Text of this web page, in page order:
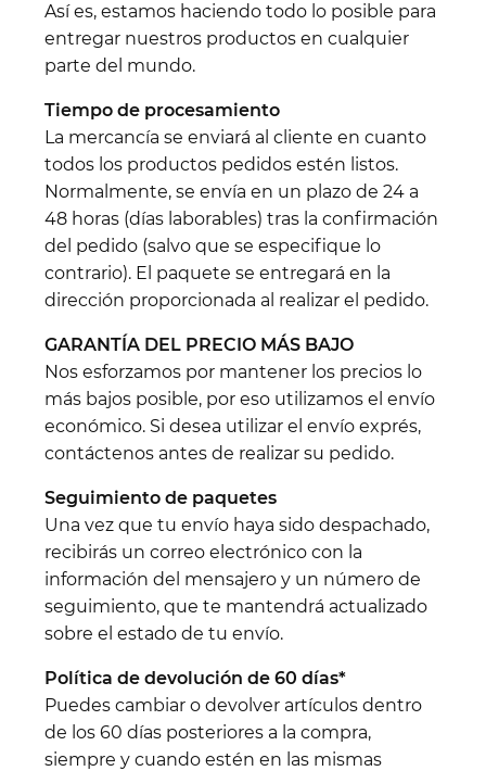
Así es, estamos haciendo todo lo posible para
entregar nuestros productos en cualquier
parte del mundo.
Tiempo de procesamiento
La mercancía se enviará al cliente en cuanto
todos los productos pedidos estén listos.
Normalmente, se envía en un plazo de 24 a
48 horas (días laborables) tras la confirmación
del pedido (salvo que se especifique lo
contrario). El paquete se entregará en la
dirección proporcionada al realizar el pedido.
GARANTÍA DEL PRECIO MÁS BAJO
Nos esforzamos por mantener los precios lo
más bajos posible, por eso utilizamos el envío
económico. Si desea utilizar el envío exprés,
contáctenos antes de realizar su pedido.
Seguimiento de paquetes
Una vez que tu envío haya sido despachado,
recibirás un correo electrónico con la
información del mensajero y un número de
seguimiento, que te mantendrá actualizado
sobre el estado de tu envío.
Política de devolución de 60 días*
Puedes cambiar o devolver artículos dentro
de los 60 días posteriores a la compra,
siempre y cuando estén en las mismas